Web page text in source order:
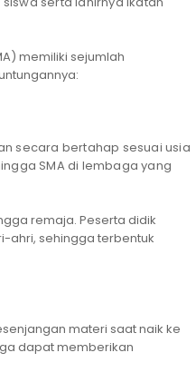
memiliki sejumlah
secara bertahap sesuai usia
SMA di lembaga yang
remaja. Peserta didik
ahri, sehingga terbentuk
materi saat naik ke
dapat memberikan